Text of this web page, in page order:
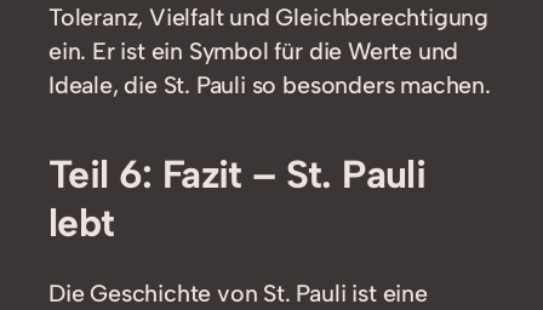
Toleranz, Vielfalt und Gleichberechtigung
ein. Er ist ein Symbol für die Werte und
Ideale, die St. Pauli so besonders machen.
Teil 6: Fazit – St. Pauli
lebt
Die Geschichte von St. Pauli ist eine